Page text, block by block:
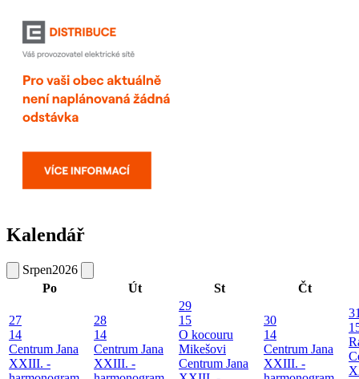
Kalendář
Srpen2026
Po
Út St Čt
27
14
Centrum Jana
XXIII. -
28
14
Centrum Jana
XXIII. -
29
15
O kocouru
Mikešovi
Centrum Jana
30
14
Centrum Jana
XXIII. -